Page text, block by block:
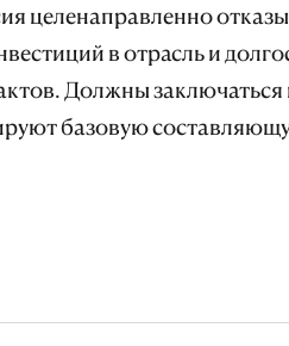
целенаправленно
в отрасль и
Должны
базовую